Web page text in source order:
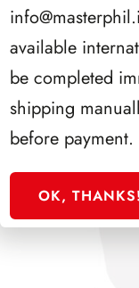
available
be completed
shipping
before payment.
OK, THANKS!